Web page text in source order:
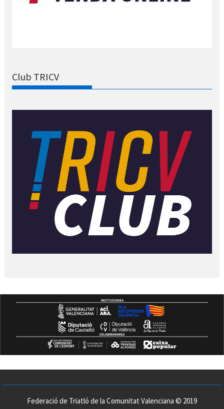
Club TRICV
Federació de Triatló de la Comunitat Valenciana © 2019